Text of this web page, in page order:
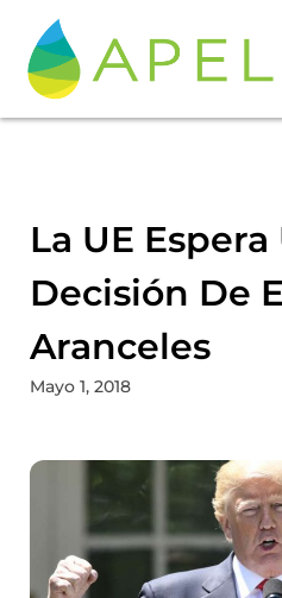
La UE Espera
Decisión De
Aranceles
Mayo 1, 2018